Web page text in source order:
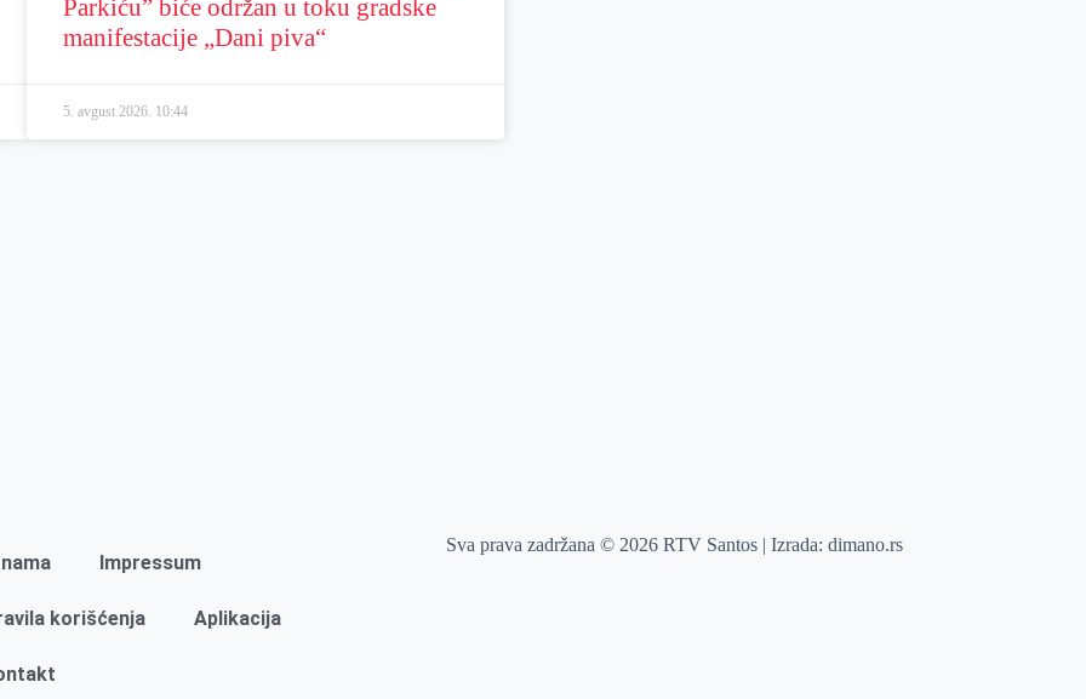
Parkiću” biće održan u toku gradske
manifestacije „Dani piva“
5. avgust 2026. 10:44
Impressum
korišćenja Aplikacija
Sva prava zadržana © 2026 RTV Santos | Izrada:dimano.rs